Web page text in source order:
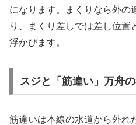
になります。まくりなら外の
り、まくり差しでは差し位
浮かびます。
スジと「筋違い」万舟
筋違いは本線の水道から外れ